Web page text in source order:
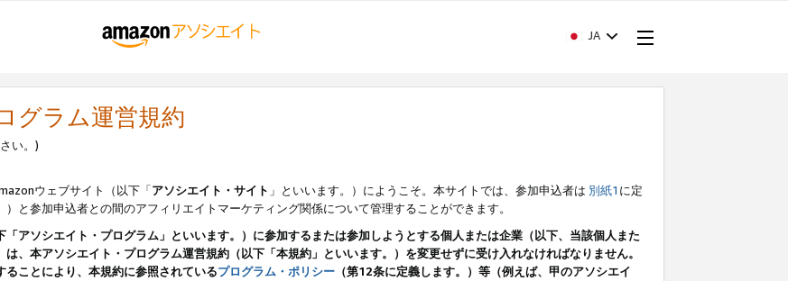
JA
グラム運営規約
い。)
ウェブサイト（以下「アソシエイト・サイト 」といいます。）にようこそ。本サイトでは、参加申込者は 別紙1 に定
）と参加申込者との間のアフィリエイトマーケティング関係について管理することができます。
アソシエイト・プログラム」といいます。）に参加するまたは参加しようとする個人または企業（以下、当該個人また
、本アソシエイト・プログラム運営規約（以下「本規約」といいます。）を変更せずに受け入れなければなりません。
ことにより、本規約に参照されているプログラム・ポリシー （第12条に定義します。）等（例えば、甲のアソシエイ